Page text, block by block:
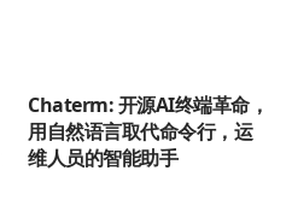
Chaterm: 开源AI终端革命，
用自然语言取代命令行，运
维人员的智能助手